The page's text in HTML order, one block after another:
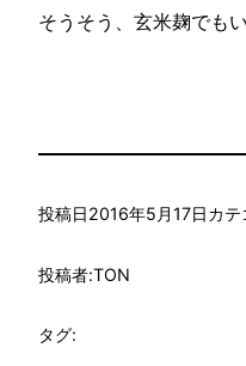
そうそう、玄米麹でも
投稿日2016年5月17日カテ
投稿者:TON
タグ: